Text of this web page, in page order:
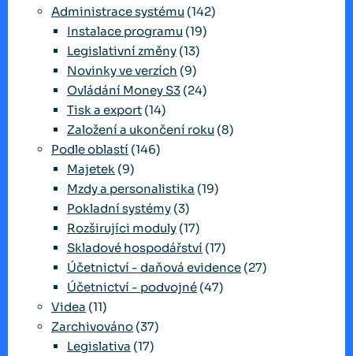
Administrace systému (142)
Instalace programu (19)
Legislativní změny (13)
Novinky ve verzích (9)
Ovládání Money S3 (24)
Tisk a export (14)
Založení a ukončení roku (8)
Podle oblastí (146)
Majetek (9)
Mzdy a personalistika (19)
Pokladní systémy (3)
Rozširujíci moduly (17)
Skladové hospodářství (17)
Účetnictví - daňová evidence (27)
Účetnictví - podvojné (47)
Videa (11)
Zarchivováno (37)
Legislativa (17)